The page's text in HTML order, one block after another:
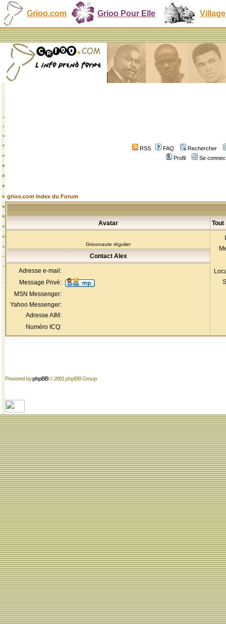
Grioo.com Grioo Pour Elle Village
RSS FAQ
Rechercher
Profil
Se
grioo.com Index du Forum
Avatar Tout
Grioonaute régulier
Contact Alex
Adresse e-mail:
Message Privé:
MSN Messenger:
Yahoo Messenger:
Adresse AIM:
Numéro ICQ:
Powered byphpBB© 2001 phpBB Group